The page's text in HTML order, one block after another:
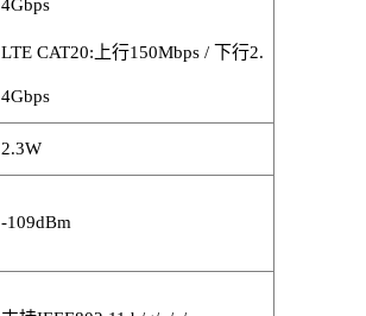
4Gbps
LTE CAT20: 上行150Mbps / 下行2.
4Gbps
2.3W
-109dBm